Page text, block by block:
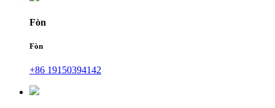
Fòn
Fòn
+86 19150394142